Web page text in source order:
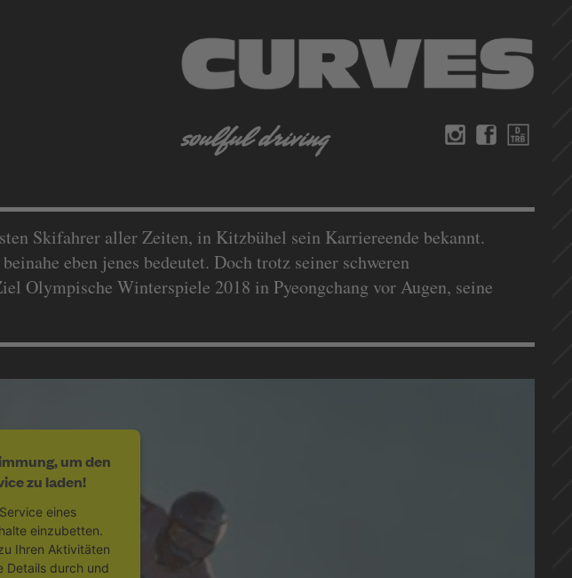
Skifahrer aller Zeiten, in Kitzbühel sein Karriereende bekannt.
eben jenes bedeutet. Doch trotz seiner schweren
Olympische Winterspiele 2018 in Pyeongchang vor Augen, seine
um den
zu laden!
eines
einzubetten.
Ihren Aktivitäten
Details durch und